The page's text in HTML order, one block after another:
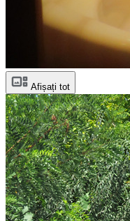
Afișați tot